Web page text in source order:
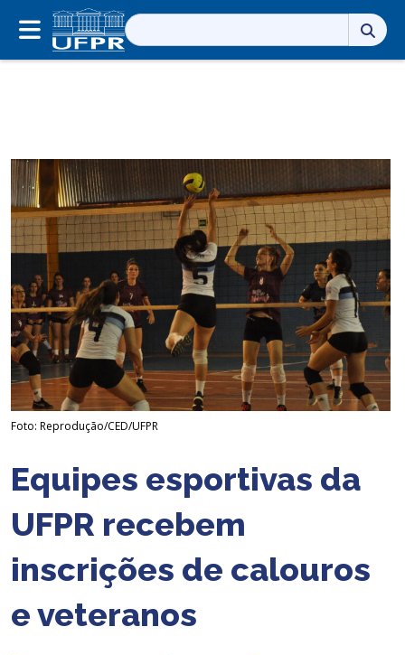
Pesquisar
por:
Foto: Reprodução/CED/UFPR
Equipes esportivas da
UFPR recebem
inscrições de calouros
e veteranos